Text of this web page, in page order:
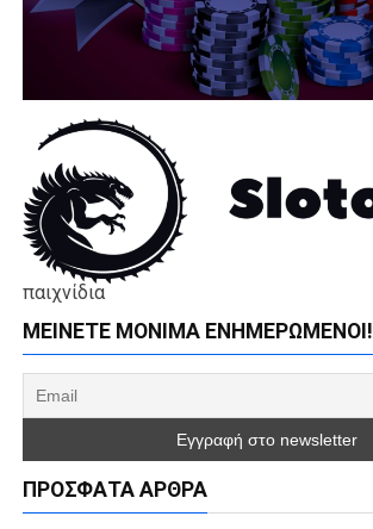
παιχνίδια
ΜΕΊΝΕΤΕ ΜΌΝΙΜΑ ΕΝΗΜΕΡΏΜΕΝΟΙ!
ΠΡΌΣΦΑΤΑ ΆΡΘΡΑ